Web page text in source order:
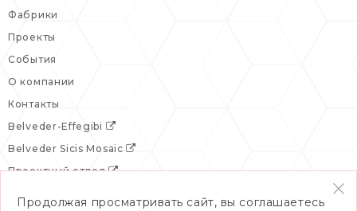
Фабрики
Проекты
События
О компании
Контакты
Belveder-Effegibi
Belveder Sicis Mosaic
Проектный отдел
Продолжая просматривать сайт, вы соглашаетесь